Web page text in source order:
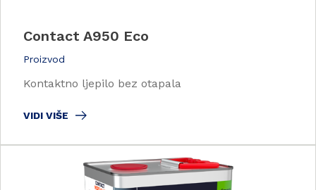
Contact A950 Eco
Proizvod
Kontaktno ljepilo bez otapala
VIDI VIŠE